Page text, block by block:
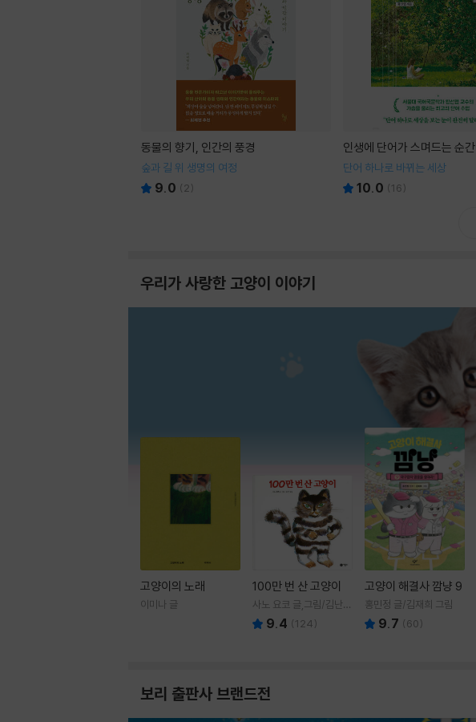
동물의 향기, 인간의 풍경
숲과 길 위 생명의 여정
9.0 ( 2)
인생에 단어가 스며드는 순간
단어 하나로 바뀌는 세상
10.0 (16)
우리가 사랑한 고양이 이야기
고양이의 노래
이미나 글
100만 번 산 고양이
사노 요코 글,그림/김난주
역 9.4 (124)
고양이 해결사 깜냥 9
홍민정 글/김재희 그림
9.7 (60)
보리 출판사 브랜드전